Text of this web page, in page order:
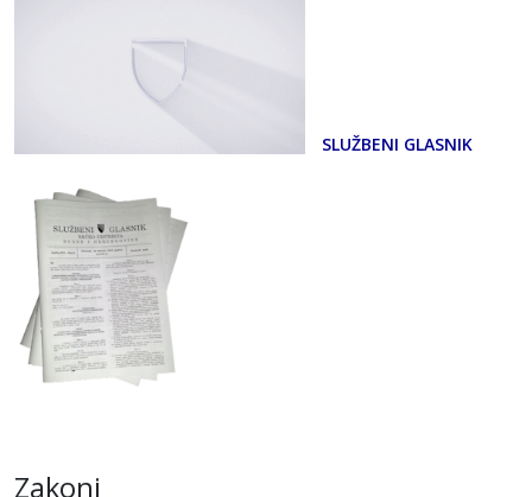
SLUŽBENI GLASNIK
Zakoni